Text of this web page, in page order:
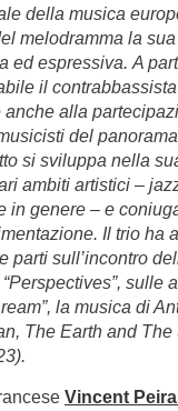
della musica
melodramma la
ed espressiva. A
il
anche alla
del
si sviluppa nella
ambiti artistici –
in genere – e
Il trio ha
parti sull’incontro
sulle
la musica di
The Earth and The
Vincent